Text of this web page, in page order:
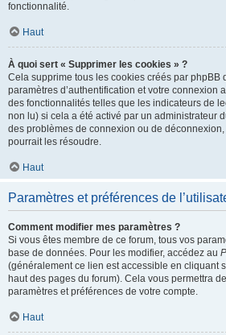
fonctionnalité.
Haut
À quoi sert « Supprimer les cookies » ?
Cela supprime tous les cookies créés par phpBB
paramètres d’authentification et votre connexion
des fonctionnalités telles que les indicateurs de
non lu) si cela a été activé par un administrateur
des problèmes de connexion ou de
pourrait les résoudre.
Haut
Paramètres et préférences de
Comment modifier mes paramètres ?
Si vous êtes membre de ce forum, tous vos
base de données. Pour les modifier, accédez au
(généralement ce lien est accessible en cliquant
haut des pages du forum). Cela vous permettra
paramètres et préférences de votre compte.
Haut